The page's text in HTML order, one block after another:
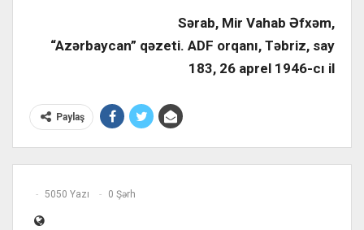
Sərab, Mir Vahab Əfxəm,
“Azərbaycan” qəzeti. ADF orqanı, Təbriz, say
183, 26 aprel 1946-cı il
Paylaş
5050 Yazı 0 Şərh